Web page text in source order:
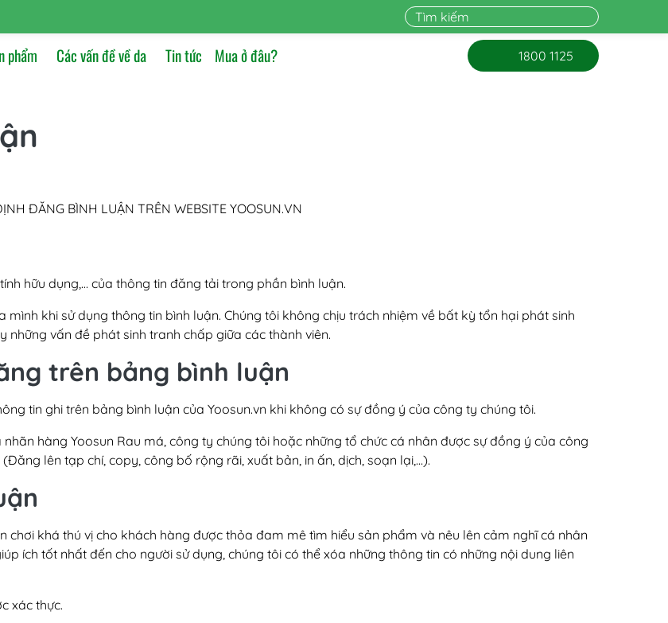
phẩm Các vấn đề về da Tin tức Mua ở đâu? 1800 1125
ĐĂNG BÌNH LUẬN TRÊN WEBSITE YOOSUN.VN
hữu dụng,… của thông tin đăng tải trong phần bình luận.
khi sử dụng thông tin bình luận. Chúng tôi không chịu trách nhiệm về bất kỳ tổn hại phát sinh
vấn đề phát sinh tranh chấp giữa các thành viên.
trên bảng bình luận
tin ghi trên bảng bình luận của Yoosun.vn khi không có sự đồng ý của công ty chúng tôi.
hàng Yoosun Rau má, công ty chúng tôi hoặc những tổ chức cá nhân được sự đồng ý của công
lên tạp chí, copy, công bố rộng rãi, xuất bản, in ấn, dịch, soạn lại,…).
chơi khá thú vị cho khách hàng được thỏa đam mê tìm hiểu sản phẩm và nêu lên cảm nghĩ cá nhân
ích tốt nhất đến cho người sử dụng, chúng tôi có thể xóa những thông tin có những nội dung liên
xác thực.